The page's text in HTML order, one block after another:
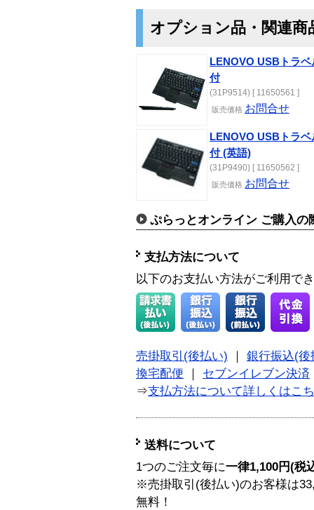
オプション品・関連商
LENOVO USBトラ
付
(31P9514) [ 11650561 ]
販売価格 お問合せ
LENOVO USBトラ
付 (英語)
(31P9490) [ 11650562 ]
販売価格 お問合せ
ぷらっとオンライン ご購入の
支払方法について
以下のお支払い方法がご利用で
売掛取引(後払い)
銀行振込(後
換宅配便
セブンイレブン決済
⇒支払方法について詳しくはこ
送料について
1つのご注文毎に一律1,100円(税
※売掛取引(後払い)のお客様は
無料！